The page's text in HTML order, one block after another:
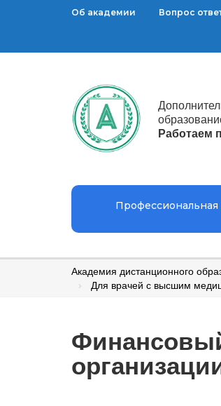
Вопрос
Об академии
Работаем
Профессиональная
Академия дистанционного
Для врачей с высшим